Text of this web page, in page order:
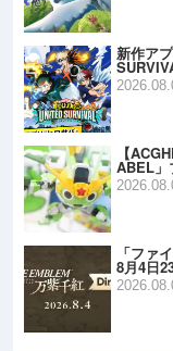
新作ア
【
ABEL」
「ファ
8月4日